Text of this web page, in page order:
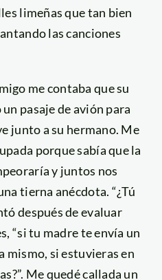
limeñas que tan bien
las canciones
me contaba que su
pasaje de avión para
junto a su hermano. Me
porque sabía que la
y juntos nos
tierna anécdota. “¿Tú
después de evaluar
“si tu madre te envía un
mismo, si estuvieras en
Me quedé callada un